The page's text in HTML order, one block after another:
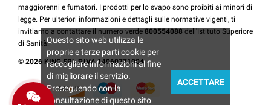
maggiorenni e fumatori. I prodotti per lo svapo sono proibiti ai minori di
legge. Per ulteriori informazioni e dettagli sulle normative vigenti, ti
invitiamo a contattare il numero verde 800554088 dell'Istituto Superiore
di Sanità.
© 2026 KING SRL P.IVA 14060771004
Questo sito web utilizza le
proprie e terze parti cookie per
raccogliere informazioni al fine
di migliorare il servizio.
Proseguendo con la
consultazione di questo sito
ACCETTARE